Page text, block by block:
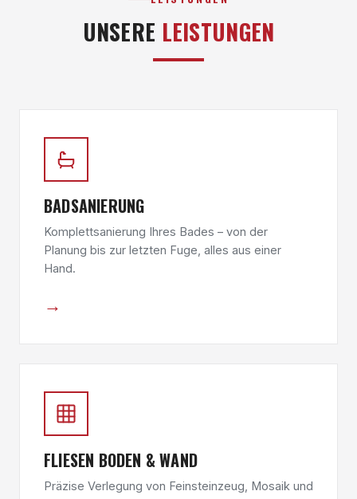
UNSERE LEISTUNGEN
BADSANIERUNG
Komplettsanierung Ihres Bades – von der
Planung bis zur letzten Fuge, alles aus einer
Hand.
→
FLIESEN BODEN & WAND
Präzise Verlegung von Feinsteinzeug, Mosaik und